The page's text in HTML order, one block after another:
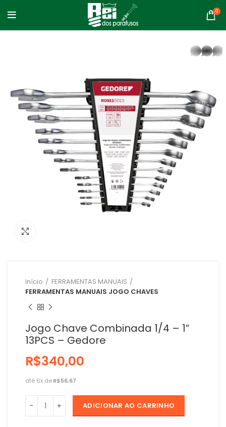
0
Início
FERRAMENTAS MANUAIS
FERRAMENTAS MANUAIS JOGO CHAVES
Jogo Chave Combinada 1/4 – 1″
13PCS – Gedore
R$
R$
ADICIONAR AO CARRINHO
whatsapp